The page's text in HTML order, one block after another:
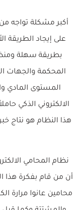
أكبر مشكلة تواجه
على إيجاد الطريقة
بطريقة سهلة
المحكمة والجهات
المستوى المادي
الالكتروني الذكي
هذا النظام هو نتاج
نظام المحامي
أن من قام بفكرة هذا
محامين عانوا مرارة